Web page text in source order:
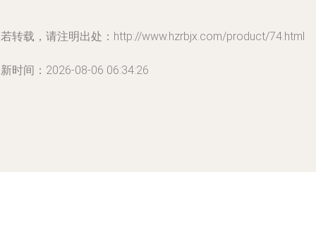
转载，请注明出处：http://www.hzrbjx.com/product/74.html
时间：2026-08-06 06:34:26